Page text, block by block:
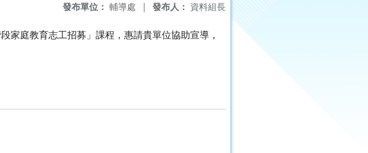
發布人： 資料組長
發布單位： 輔導處 |
家庭教育志工招募」課程，惠請貴單位協助宣導，